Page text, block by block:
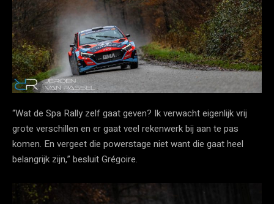
“Wat de Spa Rally zelf gaat geven? Ik verwacht eigenlijk vrij
grote verschillen en er gaat veel rekenwerk bij aan te pas
komen. En vergeet die powerstage niet want die gaat heel
belangrijk zijn,” besluit Grégoire.